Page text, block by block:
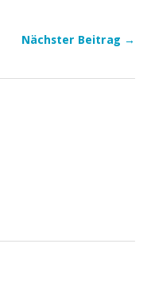
Nächster Beitrag →